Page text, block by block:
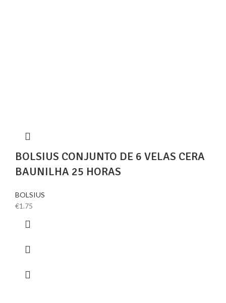
BOLSIUS CONJUNTO DE 6 VELAS CERA
BAUNILHA 25 HORAS
BOLSIUS
€1.75